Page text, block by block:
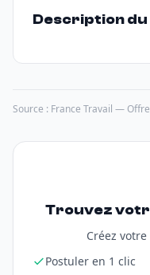
Description
Source : France Travail —
Trouvez
Créez
Postuler en 1 clic